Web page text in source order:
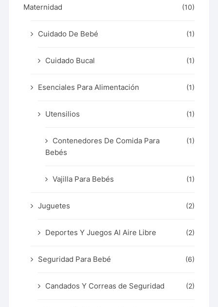
Maternidad (10)
Cuidado De Bebé (1)
Cuidado Bucal (1)
Esenciales Para Alimentación (1)
Utensilios (1)
Contenedores De Comida Para
Bebés
(1)
Vajilla Para Bebés (1)
Juguetes (2)
Deportes Y Juegos Al Aire Libre (2)
Seguridad Para Bebé (6)
Candados Y Correas de Seguridad (2)